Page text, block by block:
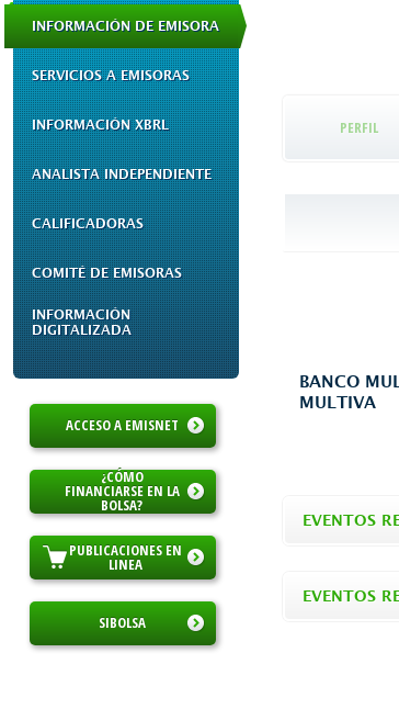
INFORMACIÓN DE EMISORA
SERVICIOS A EMISORAS
INFORMACIÓN XBRL
ANALISTA INDEPENDIENTE
CALIFICADORAS
COMITÉ DE EMISORAS
INFORMACIÓN
DIGITALIZADA
ACCESO A EMISNET
¿CÓMO
FINANCIARSE EN LA
BOLSA?
PUBLICACIONES EN
LINEA
SIBOLSA
PERFIL
BANCO
MULTIVA
EVENTOS
EVENTOS